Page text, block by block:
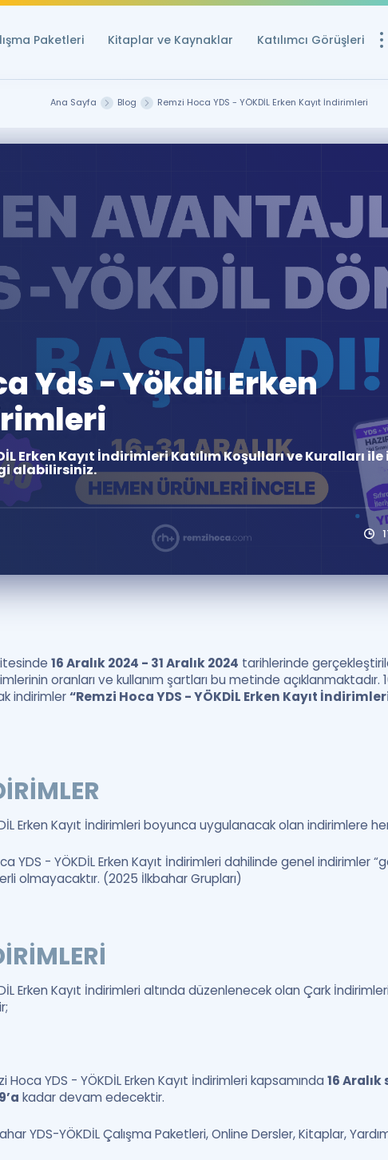
Paketleri Kitaplar ve Kaynaklar Katılımcı Görüşleri
Ücretsiz
Puan
YDS ve YÖKDİL
Rehberlik Aracı
YDS ve
Tüm ÖSYM
Kampanyalar
Eğitim ve
YDS - YÖKDİL
İngilizce
İngilizce Gramer
Ana Sayfa Blog Remzi Hoca YDS - YÖKDİL Erken Kayıt İndirimleri
Yds - Yökdil Erken
Erken Kayıt İndirimleri Katılım Koşulları ve Kuralları ile
alabilirsiniz.
16 Aralık 2024 - 31 Aralık 2024 tarihlerinde
oranları ve kullanım şartları bu metinde açıklanmaktadır.
indirimler“Remzi Hoca YDS - YÖKDİL Erken Kayıt
Erken Kayıt İndirimleri boyunca uygulanacak olan indirimlere
YDS - YÖKDİL Erken Kayıt İndirimleri dahilinde genel indirimler
olmayacaktır. (2025 İlkbahar Grupları)
Erken Kayıt İndirimleri altında düzenlenecek olan Çark
Hoca YDS - YÖKDİL Erken Kayıt İndirimleri kapsamında16 Aralık
kadar devam edecektir.
YDS-YÖKDİL Çalışma Paketleri, Online Dersler, Kitaplar,